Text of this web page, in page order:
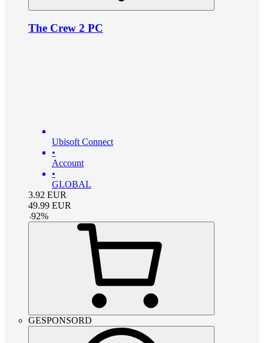
The Crew 2 PC
Ubisoft Connect
•
Account
•
GLOBAL
3.92 EUR
49.99 EUR
-92%
GESPONSORD